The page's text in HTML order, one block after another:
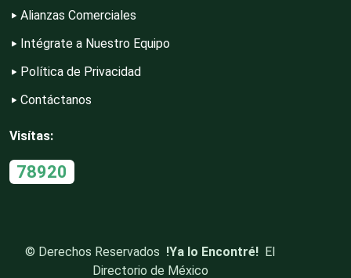
Electrodomésticos
Alianzas Comerciales
Intégrate a Nuestro Equipo
Política de Privacidad
Contáctanos
Visítas:
78920
© Derechos Reservados !Ya lo Encontré! El
Directorio de México